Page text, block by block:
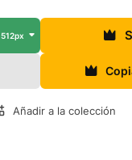
512px
Añadir a la colección